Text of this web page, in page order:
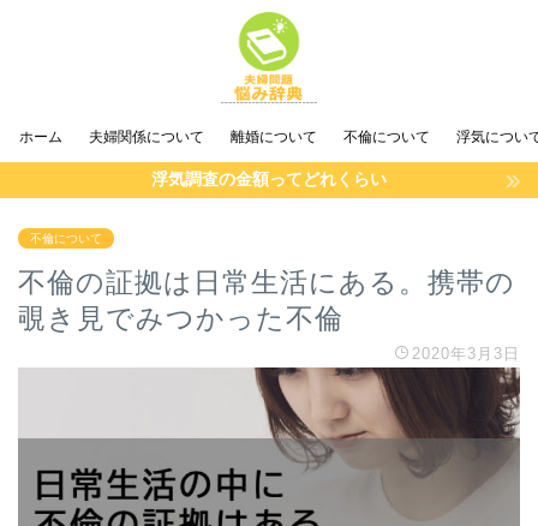
ホーム 夫婦関係について 離婚について 不倫について 浮気につい
浮気調査の金額ってどれくらい
不倫について
不倫の証拠は日常生活にある。携帯の
覗き見でみつかった不倫
2020年3月3日